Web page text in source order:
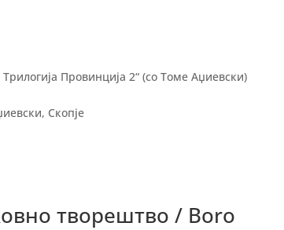
Провинција 2“ (со Томе Аџиевски)
Скопје
творештво / Boro